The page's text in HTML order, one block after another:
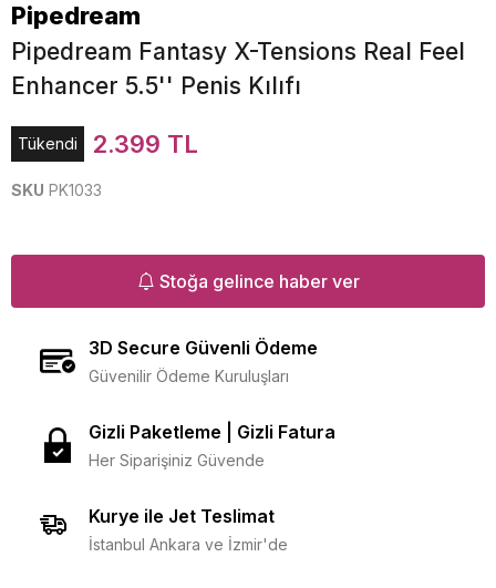
Pipedream
Pipedream Fantasy X-Tensions Real Feel
Enhancer 5.5'' Penis Kılıfı
Tükendi 2.399 TL
SKU PK1033
Stoğa gelince haber ver
3D Secure Güvenli Ödeme
Güvenilir Ödeme Kuruluşları
Gizli Paketleme | Gizli Fatura
Her Siparişiniz Güvende
Kurye ile Jet Teslimat
İstanbul Ankara ve İzmir'de